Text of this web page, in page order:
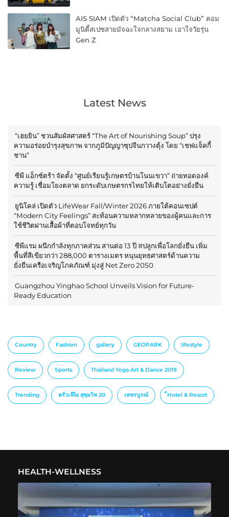
AIS SIAM เปิดตัว “Matcha Social Club” คอม
มูนิตี้สเปซสายมัจฉะใจกลางสยาม เอาใจวัยรุ่น
Gen Z
Latest News
“เฮยยิน” ชวนสัมผัสศาสตร์ “The Art of Nourishing Soup” ปรุง
ความอร่อยบำรุงสุขภาพ จากภูมิปัญญาซุปจีนกวางตุ้ง โดย “เชฟแจ็คกี้
ชาน”
ซีพี แอ็กซ์ตร้า จัดตั้ง “ศูนย์เรียนรู้เกษตรบ้านโนนเขวา” ถ่ายทอดองค์
ความรู้ เชื่อมโยงตลาด ยกระดับเกษตรกรไทยให้เติบโตอย่างยั่งยืน
ยูนิโคล่ เปิดตัว LifeWear Fall/Winter 2026 ภายใต้คอนเซปต์
“Modern City Feelings” สะท้อนความหลากหลายของผู้คนและการ
ใช้ชีวิตผ่านเสื้อผ้าที่ตอบโจทย์ทุกวัน
ซีพีแรม ผนึกกำลังทุกภาคส่วน สานต่อ 13 ปี #ปลูกเพื่อโลกยั่งยืน เพิ่ม
พื้นที่สีเขียวกว่า 288,000 ตารางเมตร หนุนยุทธศาสตร์ด้านความ
ยั่งยืนเครือเจริญโภคภัณฑ์ มุ่งสู่ Net Zero 2050
Guangzhou Yinghao School Unveils Vision for Future-
Ready Education
Country Fashion gallery GEOPARK lifestyle
Review Sports Thailand Yoga Art & Dance 2019
Trending ครัวเจ๊ง้อ สุขุมวิท 20 เพชรบูรณ์ ็Hotel & Resort
HEALTH-WELLNESS